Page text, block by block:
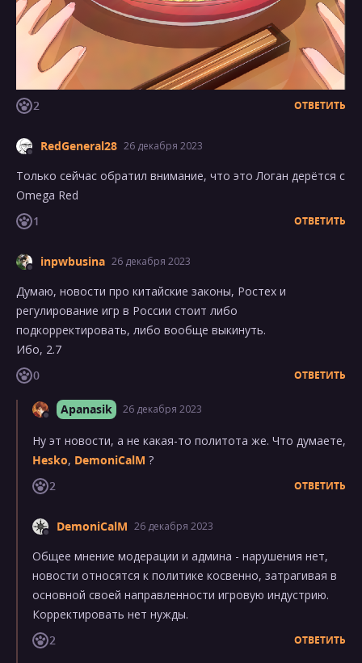
2 ОТВЕТИТЬ
RedGeneral28 26 декабря 2023
Только сейчас обратил внимание, что это Логан дерётся с
Omega Red
1
ОТВЕТИТЬ
inpwbusina 26 декабря 2023
Думаю, новости про китайские законы, Ростех и
регулирование игр в России стоит либо
подкорректировать, либо вообще выкинуть.
Ибо, 2.7
0
ОТВЕТИТЬ
Apanasik 26 декабря 2023
Ну эт новости, а не какая-то политота же. Что думаете,
Hesko, DemoniCalM ?
2
ОТВЕТИТЬ
DemoniCalM 26 декабря 2023
Общее мнение модерации и админа - нарушения нет,
новости относятся к политике косвенно, затрагивая в
основной своей направленности игровую индустрию.
Корректировать нет нужды.
2
ОТВЕТИТЬ